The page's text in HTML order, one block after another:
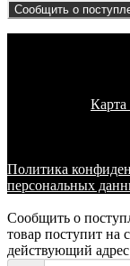
Сообщить о
Карта
Политика
персональных
Сообщить о
товар поступит на
действующий